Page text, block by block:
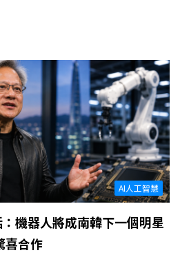
AI人工智慧
機器人將成南韓下一個明星
喜合作